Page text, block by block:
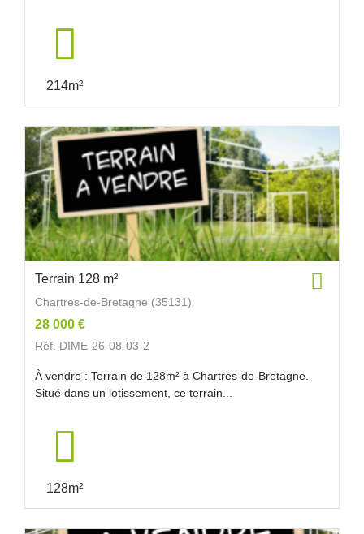
214m²
Terrain 128 m²
Chartres-de-Bretagne (35131)
28 000 €
Réf. DIME-26-08-03-2
À vendre : Terrain de 128m² à Chartres-de-Bretagne.
Situé dans un lotissement, ce terrain...
128m²